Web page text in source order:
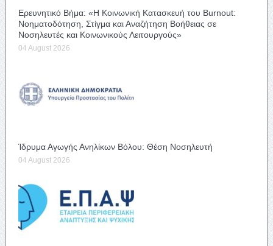
Ερευνητικό Βήμα: «Η Κοινωνική Κατασκευή του Burnout:
Νοηματοδότηση, Στίγμα και Αναζήτηση Βοήθειας σε
Νοσηλευτές και Κοινωνικούς Λειτουργούς»
04 August 2026
Ίδρυμα Αγωγής Ανηλίκων Βόλου: Θέση Νοσηλευτή
04 August 2026